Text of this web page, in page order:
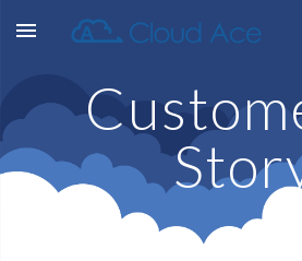
Skip to main content